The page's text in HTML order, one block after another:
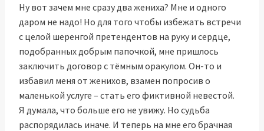
Ну вот зачем мне сразу два жениха? Мне и одного
даром не надо! Но для того чтобы избежать встречи
с целой шеренгой претендентов на руку и сердце,
подобранных добрым папочкой, мне пришлось
заключить договор с тёмным оракулом. Он-то и
избавил меня от женихов, взамен попросив о
маленькой услуге – стать его фиктивной невестой.
Я думала, что больше его не увижу. Но судьба
распорядилась иначе. И теперь на мне его брачная